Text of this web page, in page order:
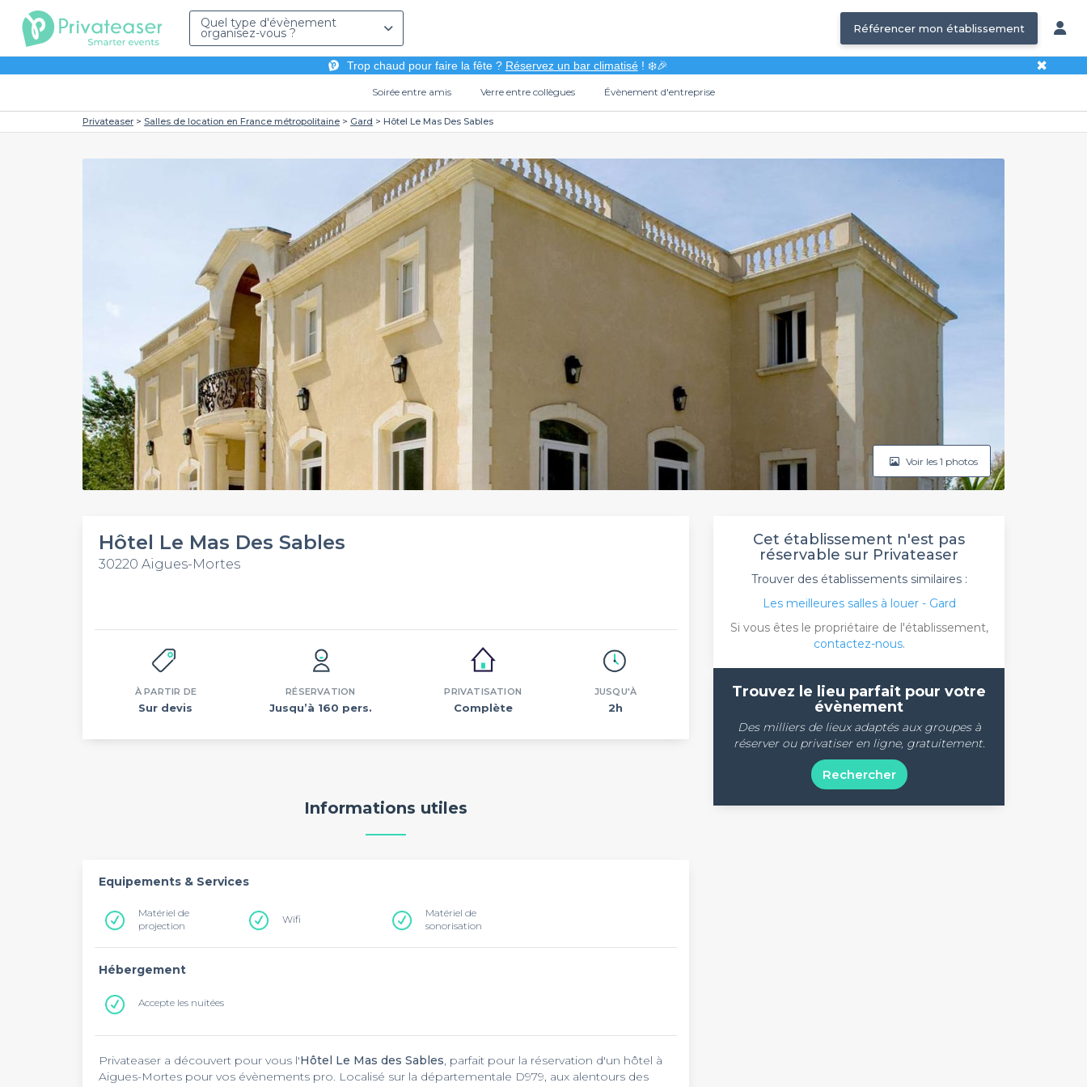
Quel type d'évènement
organisez-vous ? Référencer mon établissement
Trop chaud pour faire la fête ? Réservez un bar climatisé! ❄️🎉 ✖
Soirée entre amis Verre entre collègues Évènement d'entreprise
Privateaser Salles de location en France métropolitaine Gard Hôtel Le Mas Des Sables
Voir les 1 photos
Hôtel Le Mas Des Sables
30220 Aigues-Mortes
À PARTIR DE
Sur devis
RÉSERVATION
Jusqu’à 160 pers.
PRIVATISATION
Complète
JUSQU'À
2h
Informations utiles
Equipements & Services
Matériel de
projection
Wifi
Matériel de
sonorisation
Hébergement
Accepte les nuitées
Privateaser a découvert pour vous l'Hôtel Le Mas des Sables, parfait pour la réservation d'un hôtel à
Aigues-Mortes pour vos évènements pro. Localisé sur la départementale D979, aux alentours des
Cet établissement n'est pas
réservable sur Privateaser
Trouver des établissements similaires :
Les meilleures salles à louer - Gard
Si vous êtes le propriétaire de l'établissement,
contactez-nous.
Trouvez le lieu parfait pour votre
évènement
Des milliers de lieux adaptés aux groupes à
réserver ou privatiser en ligne, gratuitement.
Rechercher